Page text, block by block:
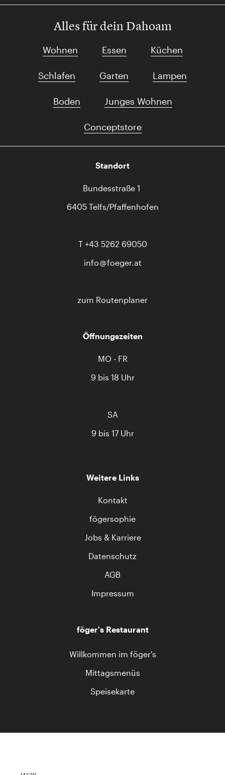
Alles für dein Dahoam
Wohnen Essen Küchen
Schlafen Garten Lampen
Boden Junges Wohnen
Conceptstore
Standort
Bundesstraße 1
6405 Telfs/Pfaffenhofen
T +43 5262 69050
info
foeger.at
zum Routenplaner
Öffnungszeiten
MO - FR
9 bis 18 Uhr
SA
9 bis 17 Uhr
Weitere Links
Kontakt
fögersophie
Jobs & Karriere
Datenschutz
AGB
Impressum
föger's Restaurant
Willkommen im föger's
Mittagsmenüs
Speisekarte